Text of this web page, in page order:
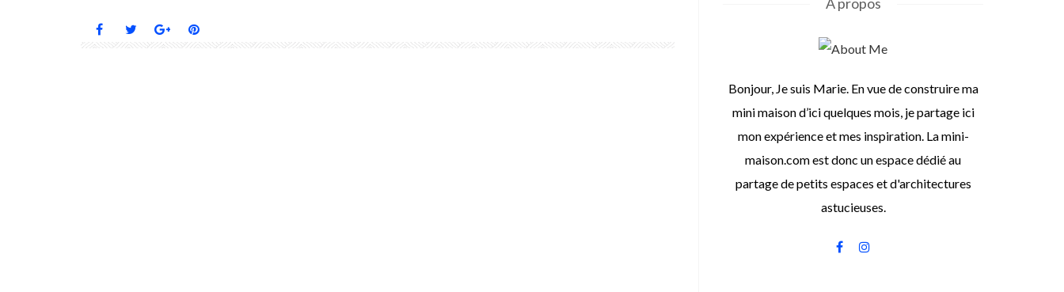
Bonjour, Je suis Marie. En vue de construire ma
mini maison d’ici quelques mois, je partage ici
mon expérience et mes inspiration. La mini-
maison.com est donc un espace dédié au
partage de petits espaces et d'architectures
astucieuses.